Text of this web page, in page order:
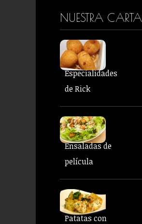
NUESTRA CARTA
Especialidades
de Rick
Ensaladas de
película
Patatas con